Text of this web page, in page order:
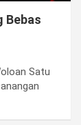
Bebas
Satu